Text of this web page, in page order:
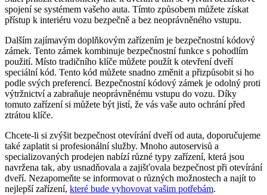
spojení se systémem vašeho auta. Tímto způsobem můžete získat
přístup k interiéru vozu bezpečně a bez neoprávněného vstupu.
Dalším zajímavým doplňkovým zařízením je bezpečnostní kódový
zámek. Tento zámek kombinuje bezpečnostní funkce s pohodlím
použití. Místo tradičního klíče můžete použít k otevření dveří
speciální kód. Tento kód můžete snadno změnit a přizpůsobit si ho
podle svých preferencí. Bezpečnostní kódový zámek je odolný proti
výtržnictví a zabraňuje neoprávněnému vstupu do vozu. Díky
tomuto zařízení si můžete být jistí, že vás vaše auto ochrání před
ztrátou klíče.
Chcete-li si zvýšit bezpečnost otevírání dveří od auta, doporučujeme
také zaplatit si profesionální služby. Mnoho autoservisů a
specializovaných prodejen nabízí různé typy zařízení, která jsou
navržena tak, aby usnadňovala a zajišťovala bezpečnost při otevírání
dveří. Nezapomeňte se informovat o různých možnostech a najít to
nejlepší zařízení, které bude vyhovovat vašim potřebám.